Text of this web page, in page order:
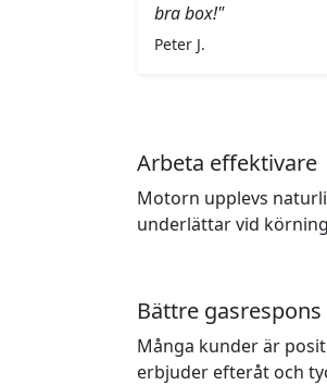
bra box!"
Peter J.
Arbeta effektivare
Motorn upplevs
underlättar vid
Bättre gasrespons
Många kunder är
erbjuder efteråt och